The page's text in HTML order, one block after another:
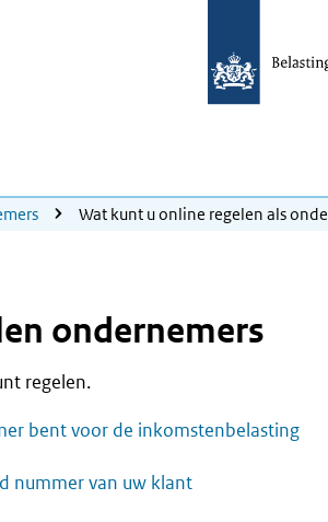
Wat kunt u online regelen als
ondernemers
regelen.
bent voor de inkomstenbelasting
nummer van uw klant